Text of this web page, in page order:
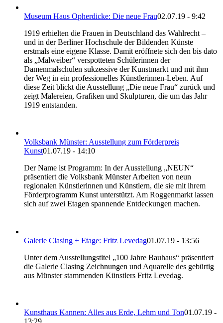
Museum Haus Opherdicke: Die neue Frau02.07.19 - 9:42
1919 erhielten die Frauen in Deutschland das Wahlrecht –
und in der Berliner Hochschule der Bildenden Künste
erstmals eine eigene Klasse. Damit eröffnete sich den bis dato
als „Malweiber“ verspotteten Schülerinnen der
Damenmalschulen sukzessive der Kunstmarkt und mit ihm
der Weg in ein professionelles Künstlerinnen-Leben. Auf
diese Zeit blickt die Ausstellung „Die neue Frau“ zurück und
zeigt Malereien, Grafiken und Skulpturen, die um das Jahr
1919 entstanden.
Volksbank Münster: Ausstellung zum Förderpreis
Kunst01.07.19 - 14:10
Der Name ist Programm: In der Ausstellung „NEUN“
präsentiert die Volksbank Münster Arbeiten von neun
regionalen Künstlerinnen und Künstlern, die sie mit ihrem
Förderprogramm Kunst unterstützt. Am Roggenmarkt lassen
sich auf zwei Etagen spannende Entdeckungen machen.
Galerie Clasing + Etage: Fritz Levedag01.07.19 - 13:56
Unter dem Ausstellungstitel „100 Jahre Bauhaus“ präsentiert
die Galerie Clasing Zeichnungen und Aquarelle des gebürtig
aus Münster stammenden Künstlers Fritz Levedag.
Kunsthaus Kannen: Alles aus Erde, Lehm und Ton01.07.19 -